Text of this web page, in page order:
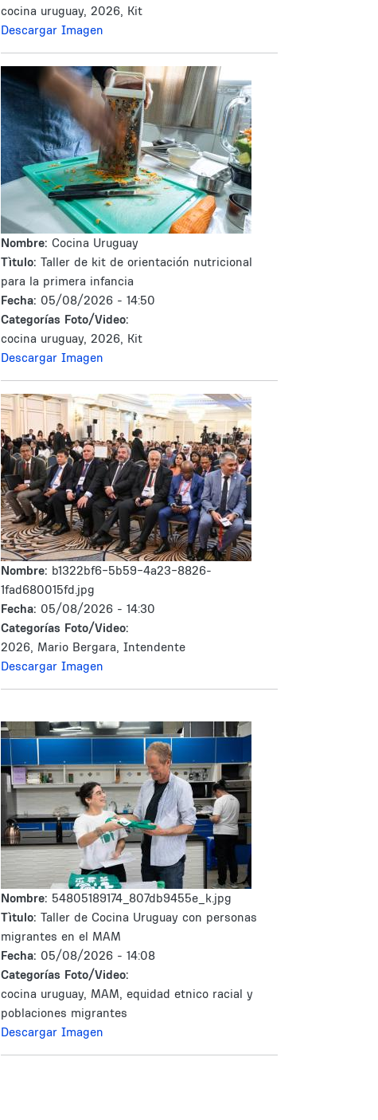
cocina uruguay, 2026, Kit
Descargar Imagen
Nombre: Cocina Uruguay
Tìtulo: Taller de kit de orientación nutricional
para la primera infancia
Fecha: 05/08/2026 - 14:50
Categorías Foto/Video:
cocina uruguay, 2026, Kit
Descargar Imagen
Nombre: b1322bf6-5b59-4a23-8826-
1fad680015fd.jpg
Fecha: 05/08/2026 - 14:30
Categorías Foto/Video:
2026, Mario Bergara, Intendente
Descargar Imagen
Nombre: 54805189174_807db9455e_k.jpg
Tìtulo: Taller de Cocina Uruguay con personas
migrantes en el MAM
Fecha: 05/08/2026 - 14:08
Categorías Foto/Video:
cocina uruguay, MAM, equidad etnico racial y
poblaciones migrantes
Descargar Imagen